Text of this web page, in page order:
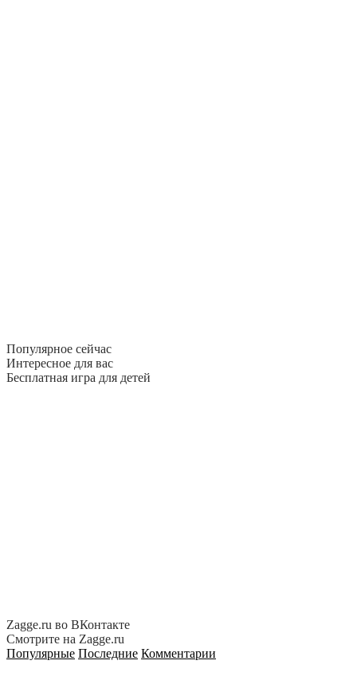
Популярное сейчас
Интересное для вас
Бесплатная игра для детей
Zagge.ru во ВКонтакте
Смотрите на Zagge.ru
Популярные Последние Комментарии